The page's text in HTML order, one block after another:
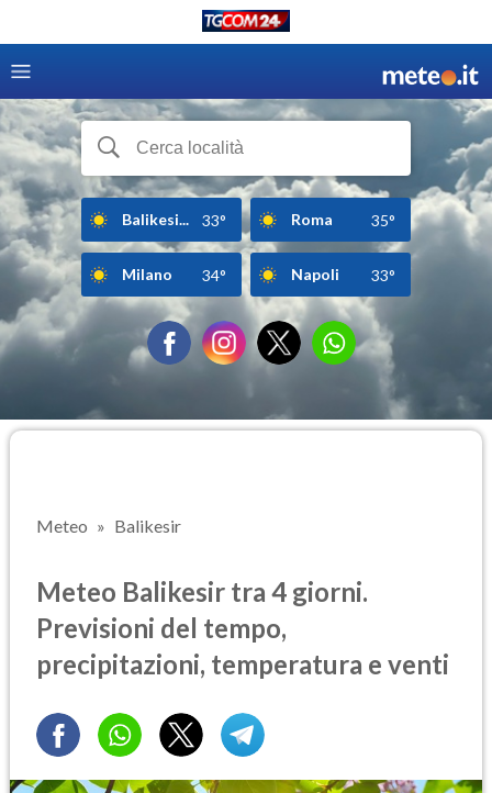
Balikesi... 33° Roma 35°
Milano 34° Napoli 33°
Meteo Balikesir
Meteo Balikesir tra 4 giorni.
Previsioni del tempo,
precipitazioni, temperatura e venti